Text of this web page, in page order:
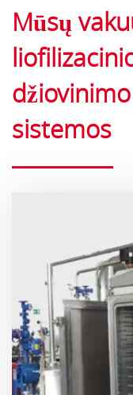
Mūsų
sistemos